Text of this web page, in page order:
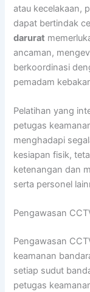
atau kecelakaan,
dapat bertindak
darurat
ancaman,
berkoordinasi
pemadam
Pelatihan yang
petugas
menghadapi
kesiapan fisik,
ketenangan dan
serta personel
Pengawasan
Pengawasan
keamanan
setiap sudut
petugas